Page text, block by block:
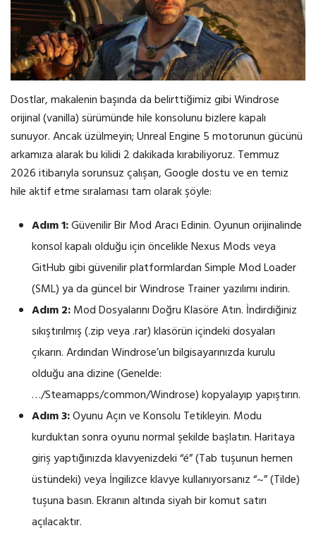
Dostlar, makalenin başında da belirttiğimiz gibi Windrose
orijinal (vanilla) sürümünde hile konsolunu bizlere kapalı
sunuyor. Ancak üzülmeyin; Unreal Engine 5 motorunun gücünü
arkamıza alarak bu kilidi 2 dakikada kırabiliyoruz. Temmuz
2026 itibarıyla sorunsuz çalışan, Google dostu ve en temiz
hile aktif etme sıralaması tam olarak şöyle:
Adım 1:Güvenilir Bir Mod Aracı Edinin. Oyunun orijinalinde
konsol kapalı olduğu için öncelikle Nexus Mods veya
GitHub gibi güvenilir platformlardan Simple Mod Loader
(SML) ya da güncel bir Windrose Trainer yazılımı indirin.
Adım 2:Mod Dosyalarını Doğru Klasöre Atın. İndirdiğiniz
sıkıştırılmış (.zip veya .rar) klasörün içindeki dosyaları
çıkarın. Ardından Windrose’un bilgisayarınızda kurulu
olduğu ana dizine (Genelde:
…/Steamapps/common/Windrose) kopyalayıp yapıştırın.
Adım 3:Oyunu Açın ve Konsolu Tetikleyin. Modu
kurduktan sonra oyunu normal şekilde başlatın. Haritaya
giriş yaptığınızda klavyenizdeki “é” (Tab tuşunun hemen
üstündeki) veya İngilizce klavye kullanıyorsanız “~” (Tilde)
tuşuna basın. Ekranın altında siyah bir komut satırı
açılacaktır.